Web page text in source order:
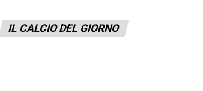
IL CALCIO DEL GIORNO